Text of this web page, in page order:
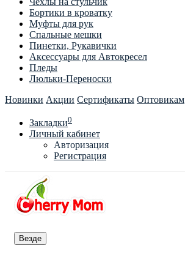
Бортики в кроватку
Муфты для рук
Спальные мешки
Пинетки, Рукавички
Аксессуары для Автокресел
Пледы
Люльки-Переноски
Новинки Акции Сертификаты Оптовикам
Закладки0
Личный кабинет
Авторизация
Регистрация
Везде